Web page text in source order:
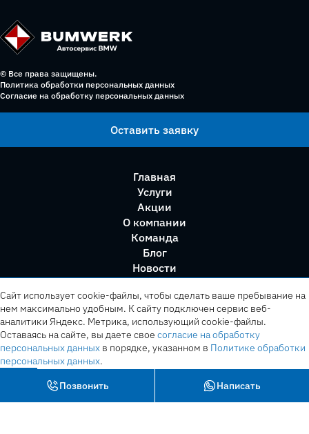
© Все права защищены.
Политика обработки персональных данных
Согласие на обработку персональных данных
Оставить заявку
Главная
Услуги
Акции
О компании
Команда
Блог
Новости
Позвонить Написать
Сайт использует cookie-файлы, чтобы сделать ваше пребывание на
нем максимально удобным. К cайту подключен сервис веб-
аналитики Яндекс. Метрика, использующий cookie-файлы.
Оставаясь на сайте, вы даете свое согласие на обработку
персональных данных в порядке, указанном в Политике обработки
персональных данных.